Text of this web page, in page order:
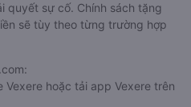
quyết sự cố. Chính sách tặng
sẽ tùy theo từng trường hợp
hoặc tải app Vexere trên